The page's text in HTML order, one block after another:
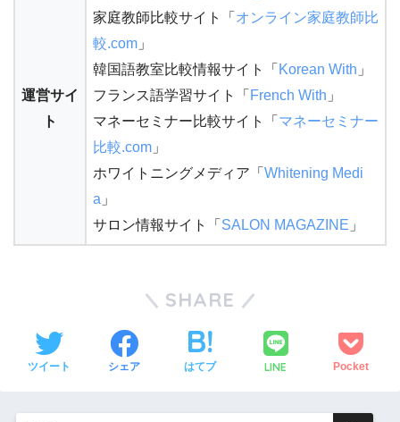
運営サイ
ト
家庭教師比較サイト「 オンライン家庭教師比
較.com 」
韓国語教室比較情報サイト「 Korean With 」
フランス語学習サイト「 French With 」
マネーセミナー比較サイト「 マネーセミナー
比較.com 」
ホワイトニングメディア「 Whitening Medi
a 」
サロン情報サイト「 SALON MAGAZINE 」
SHARE
ツイート シェア はてブ LINE Pocket